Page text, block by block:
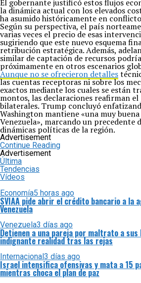
El gobernante justificó estos flujos
la dinámica actual con los elevados
ha asumido históricamente en
Según su perspectiva, el país
varias veces el precio de esas
sugiriendo que este nuevo esquema
retribución estratégica. Además,
similar de captación de recursos
próximamente en otros escenarios
Aunque no se ofrecieron detalles
las cuentas receptoras ni sobre los
exactos mediante los cuales se están
montos, las declaraciones reafirman
bilaterales. Trump concluyó
Washington mantiene «una muy
Venezuela», marcando un precedente
dinámicas políticas de la región.
Advertisement
Continue Reading
Advertisement
Última
Tendencias
Vídeos
Economía5 horas ago
SVIAA pide abrir el crédito bancario a
Venezuela
Venezuela3 días ago
Detienen a una pareja por maltrato a sus
indignante realidad tras las rejas
Internacional3 días ago
Israel intensifica ofensivas y mata a 15
mientras choca el plan de paz